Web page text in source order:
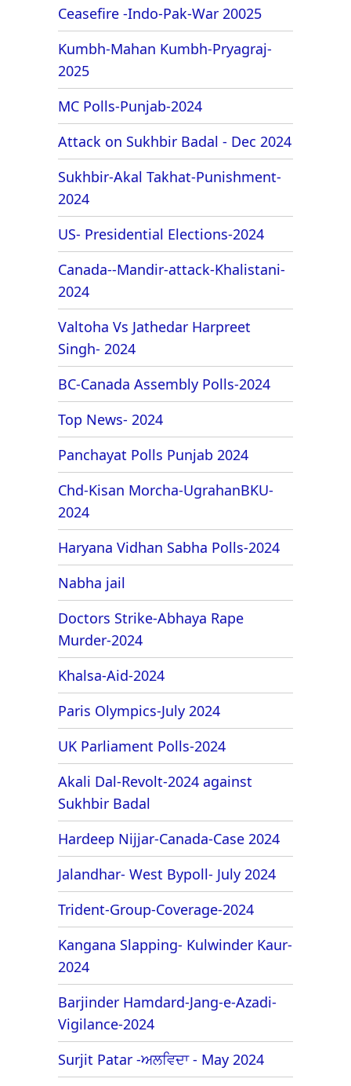
Ceasefire -Indo-Pak-War 20025
Kumbh-Mahan Kumbh-Pryagraj-
2025
MC Polls-Punjab-2024
Attack on Sukhbir Badal - Dec 2024
Sukhbir-Akal Takhat-Punishment-
2024
US- Presidential Elections-2024
Canada--Mandir-attack-Khalistani-
2024
Valtoha Vs Jathedar Harpreet
Singh- 2024
BC-Canada Assembly Polls-2024
Top News- 2024
Panchayat Polls Punjab 2024
Chd-Kisan Morcha-UgrahanBKU-
2024
Haryana Vidhan Sabha Polls-2024
Nabha jail
Doctors Strike-Abhaya Rape
Murder-2024
Khalsa-Aid-2024
Paris Olympics-July 2024
UK Parliament Polls-2024
Akali Dal-Revolt-2024 against
Sukhbir Badal
Hardeep Nijjar-Canada-Case 2024
Jalandhar- West Bypoll- July 2024
Trident-Group-Coverage-2024
Kangana Slapping- Kulwinder Kaur-
2024
Barjinder Hamdard-Jang-e-Azadi-
Vigilance-2024
Surjit Patar -ਅਲਵਿਦਾ - May 2024